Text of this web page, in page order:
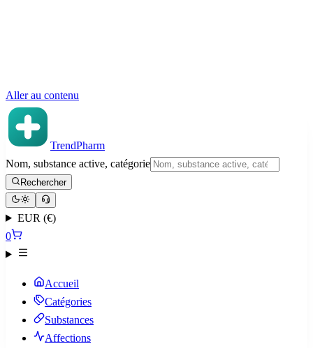
Aller au contenu
TrendPharm
Nom, substance active, catégorie
Rechercher
EUR (€)
0
Accueil
Catégories
Substances
Affections